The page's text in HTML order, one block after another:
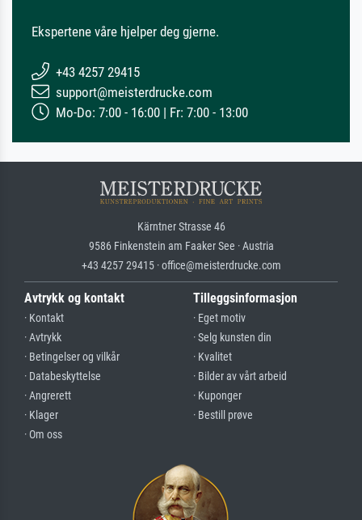
Ekspertene våre hjelper deg gjerne.
+43 4257 29415
support@meisterdrucke.com
Mo-Do: 7:00 - 16:00 | Fr: 7:00 - 13:00
Kärntner Strasse 46
9586 Finkenstein am Faaker See · Austria
+43 4257 29415 · office@meisterdrucke.com
Avtrykk og kontakt
· Kontakt
· Avtrykk
· Betingelser og vilkår
· Databeskyttelse
· Angrerett
· Klager
· Om oss
Tilleggsinformasjon
· Eget motiv
· Selg kunsten din
· Kvalitet
· Bilder av vårt arbeid
· Kuponger
· Bestill prøve